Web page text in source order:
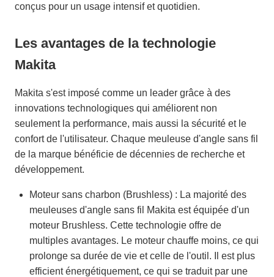
conçus pour un usage intensif et quotidien.
Les avantages de la technologie
Makita
Makita s'est imposé comme un leader grâce à des
innovations technologiques qui améliorent non
seulement la performance, mais aussi la sécurité et le
confort de l'utilisateur. Chaque meuleuse d'angle sans fil
de la marque bénéficie de décennies de recherche et
développement.
Moteur sans charbon (Brushless) : La majorité des
meuleuses d'angle sans fil Makita est équipée d'un
moteur Brushless. Cette technologie offre de
multiples avantages. Le moteur chauffe moins, ce qui
prolonge sa durée de vie et celle de l'outil. Il est plus
efficient énergétiquement, ce qui se traduit par une